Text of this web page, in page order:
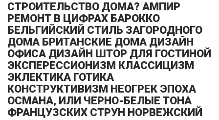
СТРОИТЕЛЬСТВО ДОМА? АМПИР
РЕМОНТ В ЦИФРАХ БАРОККО
БЕЛЬГИЙСКИЙ СТИЛЬ ЗАГОРОДНОГО
ДОМА БРИТАНСКИЕ ДОМА ДИЗАЙН
ОФИСА ДИЗАЙН ШТОР ДЛЯ ГОСТИНОЙ
ЭКСПЕРЕССИОНИЗМ КЛАССИЦИЗМ
ЭКЛЕКТИКА ГОТИКА
КОНСТРУКТИВИЗМ НЕОГРЕК ЭПОХА
ОСМАНА, ИЛИ ЧЕРНО-БЕЛЫЕ ТОНА
ФРАНЦУЗСКИХ СТРУН НОРВЕЖСКИЙ